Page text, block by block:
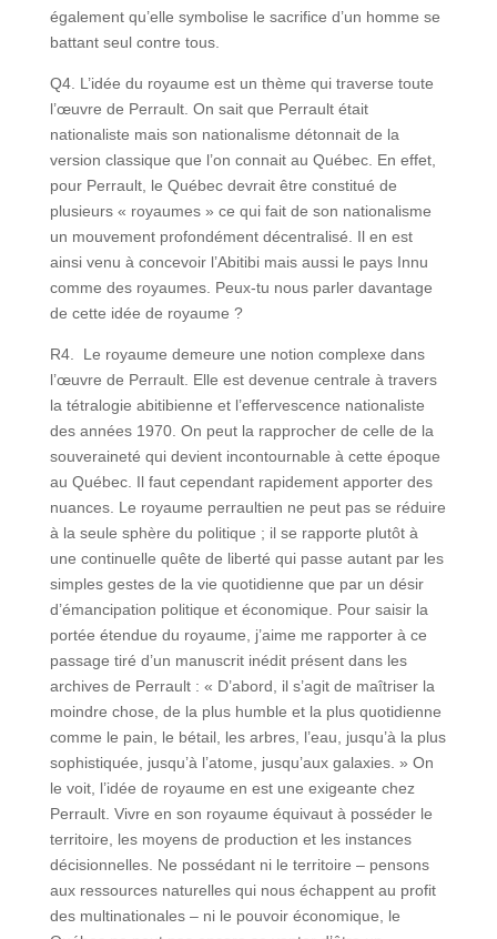
également qu’elle symbolise le sacrifice d’un homme se
battant seul contre tous.
Q4. L’idée du royaume est un thème qui traverse toute
l’œuvre de Perrault. On sait que Perrault était
nationaliste mais son nationalisme détonnait de la
version classique que l’on connait au Québec. En effet,
pour Perrault, le Québec devrait être constitué de
plusieurs « royaumes » ce qui fait de son nationalisme
un mouvement profondément décentralisé. Il en est
ainsi venu à concevoir l’Abitibi mais aussi le pays Innu
comme des royaumes. Peux-tu nous parler davantage
de cette idée de royaume ?
R4. Le royaume demeure une notion complexe dans
l’œuvre de Perrault. Elle est devenue centrale à travers
la tétralogie abitibienne et l’effervescence nationaliste
des années 1970. On peut la rapprocher de celle de la
souveraineté qui devient incontournable à cette époque
au Québec. Il faut cependant rapidement apporter des
nuances. Le royaume perraultien ne peut pas se réduire
à la seule sphère du politique ; il se rapporte plutôt à
une continuelle quête de liberté qui passe autant par les
simples gestes de la vie quotidienne que par un désir
d’émancipation politique et économique. Pour saisir la
portée étendue du royaume, j’aime me rapporter à ce
passage tiré d’un manuscrit inédit présent dans les
archives de Perrault : « D’abord, il s’agit de maîtriser la
moindre chose, de la plus humble et la plus quotidienne
comme le pain, le bétail, les arbres, l’eau, jusqu’à la plus
sophistiquée, jusqu’à l’atome, jusqu’aux galaxies. » On
le voit, l’idée de royaume en est une exigeante chez
Perrault. Vivre en son royaume équivaut à posséder le
territoire, les moyens de production et les instances
décisionnelles. Ne possédant ni le territoire ‒ pensons
aux ressources naturelles qui nous échappent au profit
des multinationales ‒ ni le pouvoir économique, le